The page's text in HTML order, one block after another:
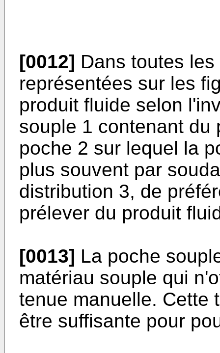
[0012] Dans toutes
représentées sur les
produit fluide selon
souple 1 contenant du
poche 2 sur lequel la
plus souvent par
distribution 3, de
prélever du produit
[0013] La poche
matériau souple qui
tenue manuelle. Cette
être suffisante pour